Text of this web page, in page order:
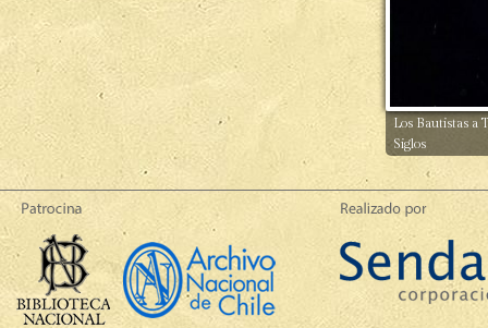
Los Bautistas a
Siglos